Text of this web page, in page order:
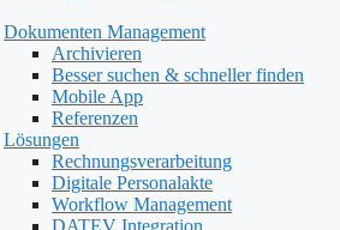
Dokumenten Management
Archivieren
Besser suchen & schneller finden
Mobile App
Referenzen
Lösungen
Rechnungsverarbeitung
Digitale Personalakte
Workflow Management
DATEV Integration